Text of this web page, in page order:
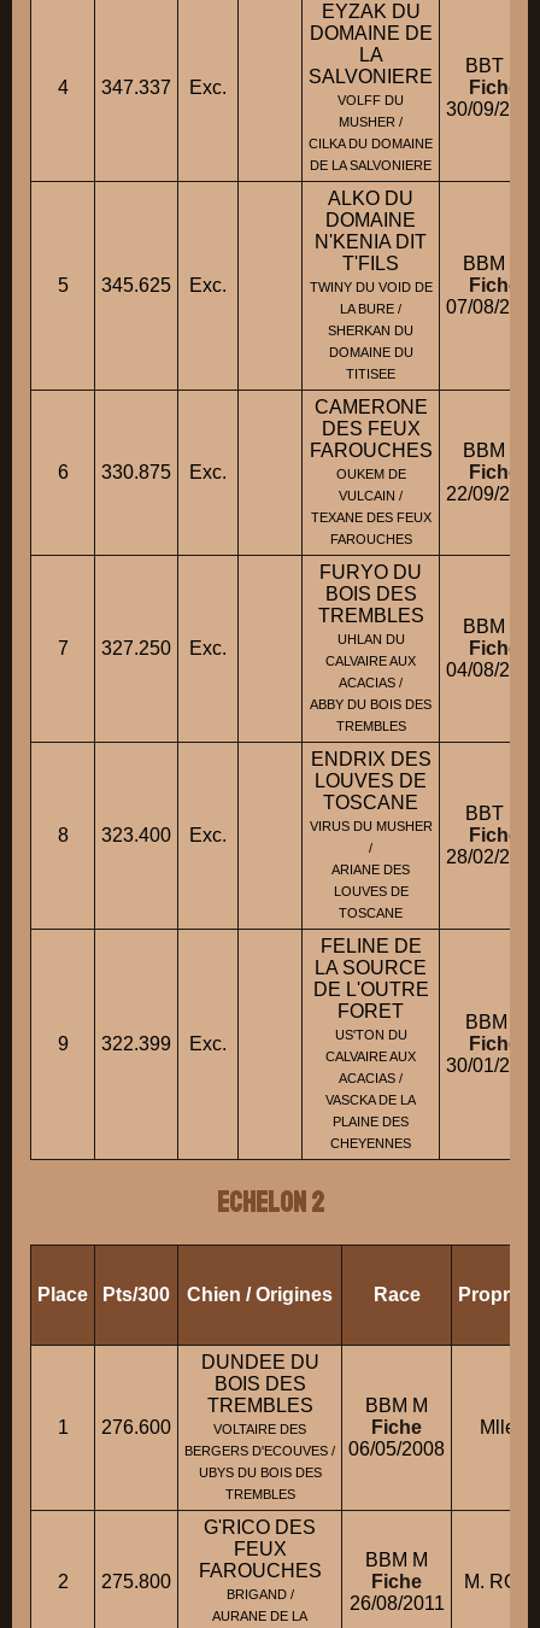
4 347.337 Exc.
EYZAK DU
DOMAINE DE
LA
SALVONIERE
VOLFF DU
MUSHER /
CILKA DU DOMAINE
DE LA SALVONIERE
BBT M
Fiche
30/09/
5 345.625 Exc.
ALKO DU
DOMAINE
N'KENIA DIT
T'FILS
TWINY DU VOID DE
LA BURE /
SHERKAN DU
DOMAINE DU
TITISEE
BBM M
Fiche
07/08/
6 330.875 Exc.
CAMERONE
DES FEUX
FAROUCHES
OUKEM DE
VULCAIN /
TEXANE DES FEUX
FAROUCHES
BBM M
Fiche
22/09/
7 327.250 Exc.
FURYO DU
BOIS DES
TREMBLES
UHLAN DU
CALVAIRE AUX
ACACIAS /
ABBY DU BOIS DES
TREMBLES
BBM M
Fiche
04/08/
8 323.400 Exc.
ENDRIX DES
LOUVES DE
TOSCANE
VIRUS DU MUSHER
/
ARIANE DES
LOUVES DE
TOSCANE
BBT M
Fiche
28/02/
9 322.399 Exc.
FELINE DE
LA SOURCE
DE L'OUTRE
FORET
US'TON DU
CALVAIRE AUX
ACACIAS /
VASCKA DE LA
PLAINE DES
CHEYENNES
BBM F
Fiche
30/01/
ECHELON 2
Place Pts/300 Chien / Origines Race
1 276.600
DUNDEE DU
BOIS DES
TREMBLES
VOLTAIRE DES
BERGERS D'ECOUVES /
UBYS DU BOIS DES
TREMBLES
BBM M
Fiche
06/05/2008
Mlle
2 275.800
G'RICO DES
FEUX
FAROUCHES
BRIGAND /
AURANE DE LA
BBM M
Fiche
26/08/2011
M.